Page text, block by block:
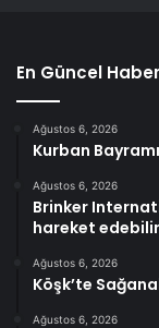
En Güncel
Ağustos 6, 2026
Kurban
Ağustos 6, 2026
Brinker
hareket edebilir
Ağustos 6, 2026
Köşk’te
Ağustos 6, 2026